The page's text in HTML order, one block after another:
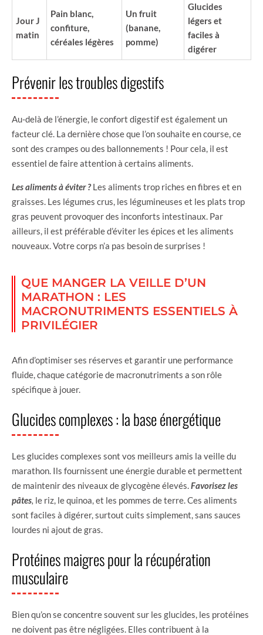
Jour J
matin
Pain blanc,
confiture,
céréales légères
Un fruit
(banane,
pomme)
Glucides
légers et
faciles à
digérer
Prévenir les troubles digestifs
Au-delà de l’énergie, le confort digestif est également un
facteur clé. La dernière chose que l’on souhaite en course, ce
sont des crampes ou des ballonnements ! Pour cela, il est
essentiel de faire attention à certains aliments.
Les aliments à éviter ?Les aliments trop riches en fibres et en
graisses. Les légumes crus, les légumineuses et les plats trop
gras peuvent provoquer des inconforts intestinaux. Par
ailleurs, il est préférable d’éviter les épices et les aliments
nouveaux. Votre corps n’a pas besoin de surprises !
QUE MANGER LA VEILLE D’UN
MARATHON : LES
MACRONUTRIMENTS ESSENTIELS À
PRIVILÉGIER
Afin d’optimiser ses réserves et garantir une performance
fluide, chaque catégorie de macronutriments a son rôle
spécifique à jouer.
Glucides complexes : la base énergétique
Les glucides complexes sont vos meilleurs amis la veille du
marathon. Ils fournissent une énergie durable et permettent
de maintenir des niveaux de glycogène élevés. Favorisezles
pâtes le riz, le quinoa, et les pommes de terre. Ces aliments
sont faciles à digérer, surtout cuits simplement, sans sauces
lourdes ni ajout de gras.
Protéines maigres pour la récupération
musculaire
Bien qu’on se concentre souvent sur les glucides, les protéines
ne doivent pas être négligées. Elles contribuent à la